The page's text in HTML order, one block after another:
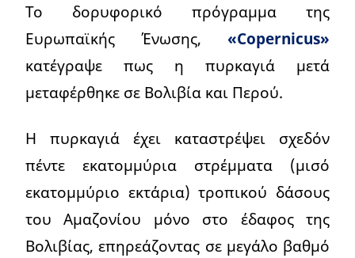
Το δορυφορικό πρόγραμμα της
Ευρωπαϊκής Ένωσης, «Copernicus»
κατέγραψε πως η πυρκαγιά μετά
μεταφέρθηκε σε Βολιβία και Περού.
Η πυρκαγιά έχει καταστρέψει σχεδόν
πέντε εκατομμύρια στρέμματα (μισό
εκατομμύριο εκτάρια) τροπικού δάσους
του Αμαζονίου μόνο στο έδαφος της
Βολιβίας, επηρεάζοντας σε μεγάλο βαθμό